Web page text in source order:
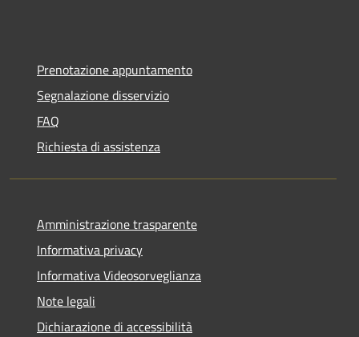
Prenotazione appuntamento
Segnalazione disservizio
FAQ
Richiesta di assistenza
Amministrazione trasparente
Informativa privacy
Informativa Videosorveglianza
Note legali
Dichiarazione di accessibilità